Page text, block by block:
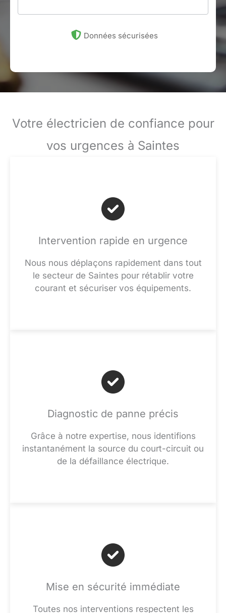
Données sécurisées
Votre électricien de confiance pour
vos urgences à Saintes
Intervention rapide en urgence
Nous nous déplaçons rapidement dans tout
le secteur de Saintes pour rétablir votre
courant et sécuriser vos équipements.
Diagnostic de panne précis
Grâce à notre expertise, nous identifions
instantanément la source du court-circuit ou
de la défaillance électrique.
Mise en sécurité immédiate
Toutes nos interventions respectent les